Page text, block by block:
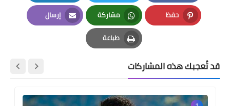
Facebook
Twitter
LinkedIn
حفظ
Pinterest
مشاركة
Whatsapp
إرسال
Email
طباعة
Print
قد تُعجبك هذه المشاركات